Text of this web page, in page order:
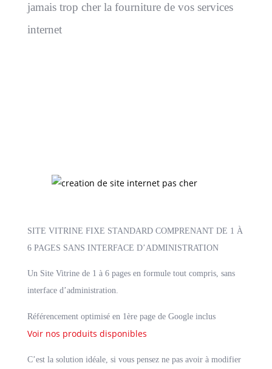
jamais trop cher la fourniture de vos services
internet
SITE VITRINE FIXE STANDARD COMPRENANT DE 1 À
6 PAGES SANS INTERFACE D’ADMINISTRATION
Un Site Vitrine de 1 à 6 pages en formule tout compris, sans
interface d’administration.
Référencement optimisé en 1ère page de Google inclus
Voir nos produits disponibles
C’est la solution idéale, si vous pensez ne pas avoir à modifier